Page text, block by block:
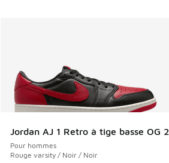
Jordan AJ 1 Retro à tige basse OG 2
Pour hommes
Rouge varsity / Noir / Noir